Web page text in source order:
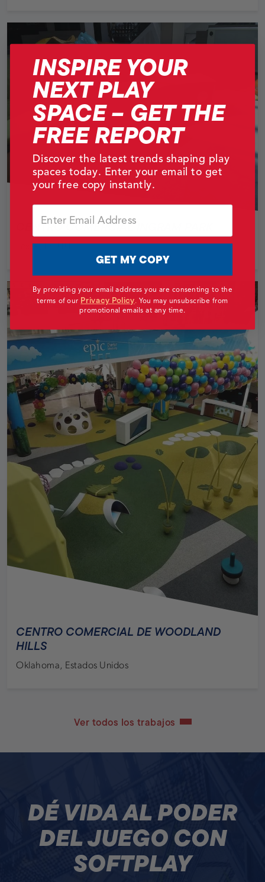
CENTRO COMERCIAL INGRAM PARK
Texas, EE.UU.
CENTRO COMERCIAL DE WOODLAND
HILLS
Oklahoma, Estados Unidos
Ver todos los trabajos
DÉ VIDA AL PODER
DEL JUEGO CON
SOFTPLAY
INSPIRE YOUR
NEXT PLAY
SPACE – GET THE
FREE REPORT
Discover the latest trends shaping play
spaces today. Enter your email to get
your free copy instantly.
GET MY COPY
By providing your email address you are consenting to the
terms of our Privacy Policy.You may unsubscribe from
promotional emails at any time.